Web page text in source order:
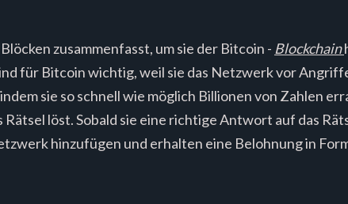
zusammenfasst, um sie der Bitcoin - Blockchain
für Bitcoin wichtig, weil sie das Netzwerk vor
sie so schnell wie möglich Billionen von Zahlen
löst. Sobald sie eine richtige Antwort auf das
hinzufügen und erhalten eine Belohnung in